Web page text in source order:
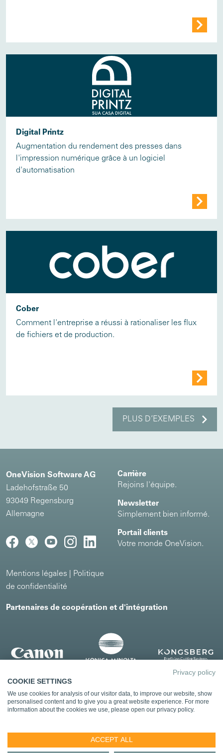
Digital Printz
Augmentation du rendement des presses dans
l'impression numérique grâce à un logiciel
d'automatisation
Cober
Comment l'entreprise a réussi à rationaliser les flux
de fichiers et de production.
PLUS D’EXEMPLES
OneVision Software AG
Ladehofstraße 50
93049 Regensburg
Allemagne
Mentions légales
Politique
de confidentialité
Carrière
Rejoins l'équipe.
Newsletter
Simplement bien informé.
Portail clients
Votre monde OneVision.
Partenaires de coopération et d'intégration
Privacy policy
COOKIE SETTINGS
We use cookies for analysis of our visitor data, to improve our website, show
personalised content and to give you a great website experience. For more
information about the cookies we use, please open our privacy policy.
ACCEPT ALL